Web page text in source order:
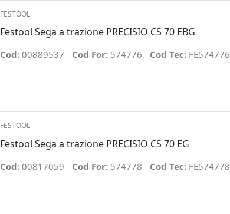
FESTOOL
Festool Sega a trazione PRECISIO CS 70 EBG
Cod: 00889537 Cod For: 574776 Cod Tec: FE574776
FESTOOL
Festool Sega a trazione PRECISIO CS 70 EG
Cod: 00817059 Cod For: 574778 Cod Tec: FE574778